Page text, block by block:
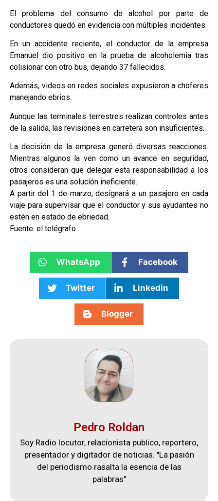
El problema del consumo de alcohol por parte de
conductores quedó en evidencia con múltiples incidentes.
En un accidente reciente, el conductor de la empresa
Emanuel dio positivo en la prueba de alcoholemia tras
colisionar con otro bus, dejando 37 fallecidos.
Además, videos en redes sociales expusieron a choferes
manejando ebrios.
Aunque las terminales terrestres realizan controles antes
de la salida, las revisiones en carretera son insuficientes.
La decisión de la empresa generó diversas reacciones.
Mientras algunos la ven como un avance en seguridad,
otros consideran que delegar esta responsabilidad a los
pasajeros es una solución ineficiente.
A partir del 1 de marzo, designará a un pasajero en cada
viaje para supervisar que el conductor y sus ayudantes no
estén en estado de ebriedad.
Fuente: el telégrafo
WhatsApp Facebook
Twitter Linkedin
Blogger
Pedro Roldan
Soy Radio locutor, relacionista publico, reportero,
presentador y digitador de noticias. "La pasión
del periodismo rasalta la esencia de las
palabras"